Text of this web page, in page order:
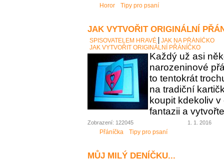
Horor Tipy pro psaní
JAK VYTVOŘIT ORIGINÁLNÍ
SPISOVATELEM HRAVĚ
JAK NA PŘÁNÍČKO
JAK VYTVOŘIT ORIGINÁLNÍ PŘÁNÍČKO
Každý už asi
narozeninové
to tentokrát
na tradiční
koupit kdekoliv
fantazii a
Zobrazení: 122045 1. 1. 2016
Přáníčka Tipy pro psaní
MŮJ MILÝ DENÍČKU...